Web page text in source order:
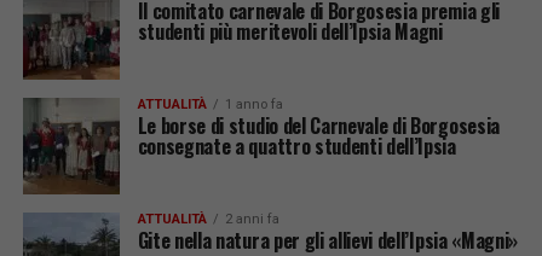
Il comitato carnevale di Borgosesia premia gli
studenti più meritevoli dell’Ipsia Magni
ATTUALITÀ 1 anno fa
Le borse di studio del Carnevale di Borgosesia
consegnate a quattro studenti dell’Ipsia
ATTUALITÀ 2 anni fa
Gite nella natura per gli allievi dell’Ipsia «Magni»